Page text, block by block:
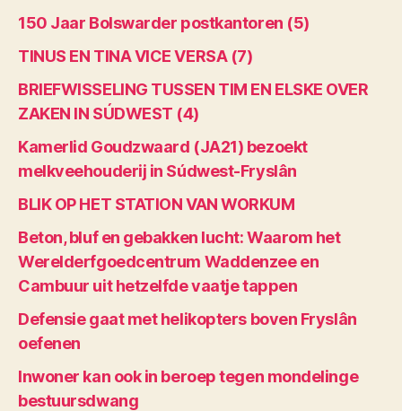
150 Jaar Bolswarder postkantoren (5)
TINUS EN TINA VICE VERSA (7)
BRIEFWISSELING TUSSEN TIM EN ELSKE OVER
ZAKEN IN SÚDWEST (4)
Kamerlid Goudzwaard (JA21) bezoekt
melkveehouderij in Súdwest-Fryslân
BLIK OP HET STATION VAN WORKUM
Beton, bluf en gebakken lucht: Waarom het
Werelderfgoedcentrum Waddenzee en
Cambuur uit hetzelfde vaatje tappen
Defensie gaat met helikopters boven Fryslân
oefenen
Inwoner kan ook in beroep tegen mondelinge
bestuursdwang